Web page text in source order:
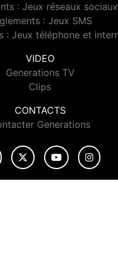
: Jeux réseaux sociaux
: Jeux SMS
: Jeux téléphone et
VIDEO
Generations TV
Clips
CONTACTS
Generations